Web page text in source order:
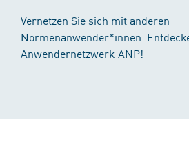
Vernetzen Sie sich mit anderen
Normenanwender*innen.
Anwendernetzwerk ANP!